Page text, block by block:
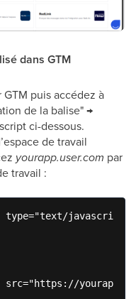
dans GTM
puis accédez à
de la balise" →
ci-dessous.
de travail
yourapp.user.com par
travail :
javascript">